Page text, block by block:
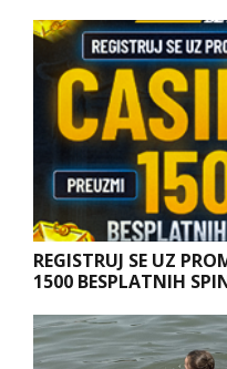
REGISTRUJ SE UZ
1500 BESPLATNIH